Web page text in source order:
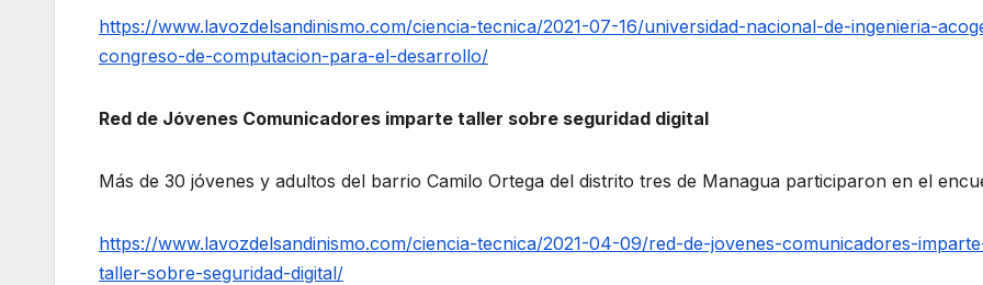
https://www.lavozdelsandinismo.com/ciencia-tecnica/2021-07-16/universidad-nacional-de-ingenieria-
congreso-de-computacion-para-el-desarrollo/
Red de Jóvenes Comunicadores imparte taller sobre seguridad digital
Más de 30 jóvenes y adultos del barrio Camilo Ortega del distrito tres de Managua participaron en el
https://www.lavozdelsandinismo.com/ciencia-tecnica/2021-04-09/red-de-jovenes-comunicadores-
taller-sobre-seguridad-digital/